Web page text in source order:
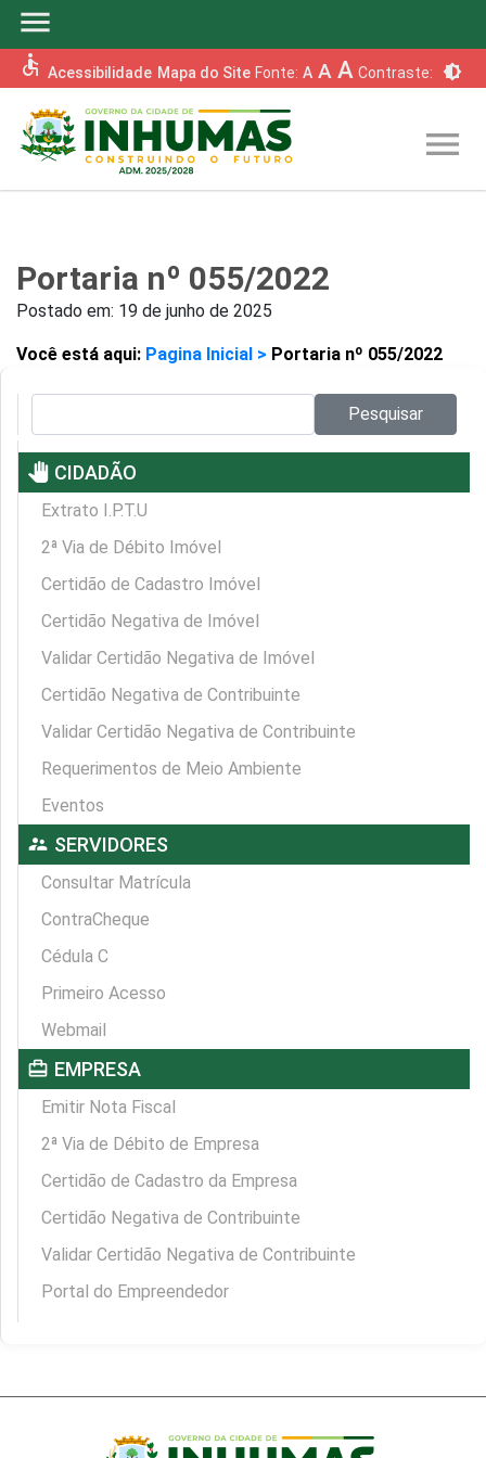
menu
accessible Acessibilidade Mapa do Site Fonte: A A A Contraste: brightness_6
menu
Portaria nº 055/2022
Postado em: 19 de junho de 2025
Você está aqui: Pagina Inicial > Portaria nº 055/2022
Pesquisar
pan_tool CIDADÃO
Extrato I.P.T.U
2ª Via de Débito Imóvel
Certidão de Cadastro Imóvel
Certidão Negativa de Imóvel
Validar Certidão Negativa de Imóvel
Certidão Negativa de Contribuinte
Validar Certidão Negativa de Contribuinte
Requerimentos de Meio Ambiente
Eventos
supervisor_account SERVIDORES
Consultar Matrícula
ContraCheque
Cédula C
Primeiro Acesso
Webmail
card_travel EMPRESA
Emitir Nota Fiscal
2ª Via de Débito de Empresa
Certidão de Cadastro da Empresa
Certidão Negativa de Contribuinte
Validar Certidão Negativa de Contribuinte
Portal do Empreendedor